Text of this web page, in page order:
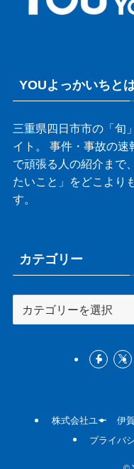
YOUよっかいちと
三重県四日市市の「旬
イト。 事件・事故の
で頑張る人の紹介まで
たいこと」をどこより
す。
カテゴリー
テ
株式会社ユー 伊
プライバ